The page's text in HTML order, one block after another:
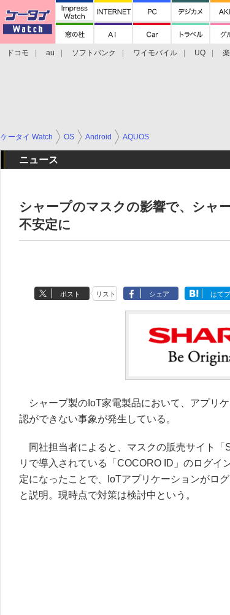
ドコモ au ソフトバンク ワイモバイル UQ
ケータイ Watch OS Android AQUOS
ニュース
シャープのマスクの影響で、シャ
不安定に
ポスト リスト シェア はてブ
シャープ製のIoT家電製品において、アプリ
認ができない事象が発生している。
同社担当者によると、マスクの販売サイト「
リで導入されている「COCORO ID」のログイ
定になったことで、IoTアプリケーションがロ
と説明。現時点で対策は検討中という。